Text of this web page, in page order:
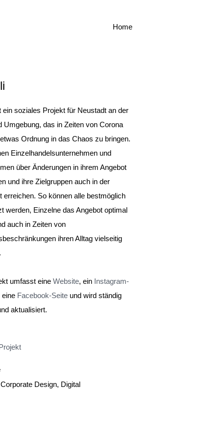
Home
ein soziales Projekt für Neustadt an der
Umgebung, das in Zeiten von Corona
Ordnung in das Chaos zu bringen.
Einzelhandelsunternehmen und
über Änderungen in ihrem Angebot
und ihre Zielgruppen auch in der
erreichen. So können alle bestmöglich
werden, Einzelne das Angebot optimal
auch in Zeiten von
ihren Alltag vielseitig
umfasst eineWebsite, ein Instagram-
eine Facebook-Seite und wird ständig
aktualisiert.
Design, Digital
Social